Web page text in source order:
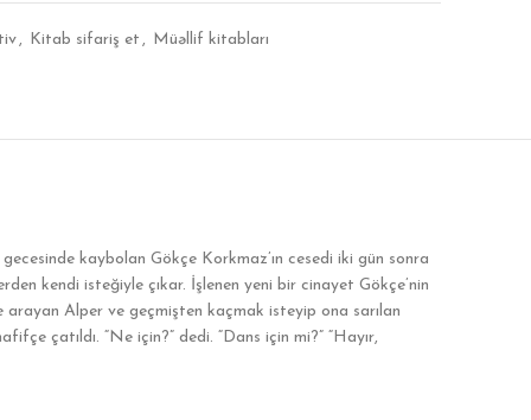
, Kitab sifariş et , Müəllif kitabları
kaybolan Gökçe Korkmaz’ın cesedi iki gün sonra
kendi isteğiyle çıkar. İşlenen yeni bir cinayet Gökçe’nin
arayan Alper ve geçmişten kaçmak isteyip ona sarılan
çatıldı. “Ne için?” dedi. “Dans için mi?” “Hayır,